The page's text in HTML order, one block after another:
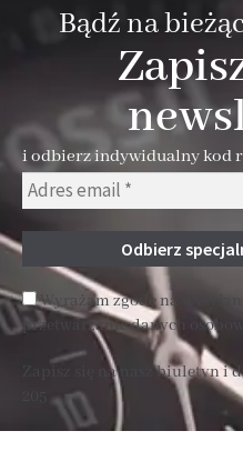
Bądź na
i odbierz indywidualny kod
Wyrażam zgodę na
przetwarzanie danych
Zapisz się na nasz biuletyn i